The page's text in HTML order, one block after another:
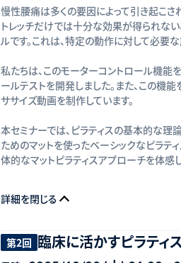
慢性腰痛は多くの要因によって引き起こさ
トレッチだけでは十分な効果が得られない
ルです。これは、特定の動作に対して必要
私たちは、このモーターコントロール機能
ールテストを開発しました。また、この機
ササイズ動画を制作しています。
本セミナーでは、ピラティスの基本的な理
ためのマットを使ったベーシックなピラテ
体的なマットピラティスアプローチを体感
詳細を閉じる
第2回 臨床に活かすピラティ